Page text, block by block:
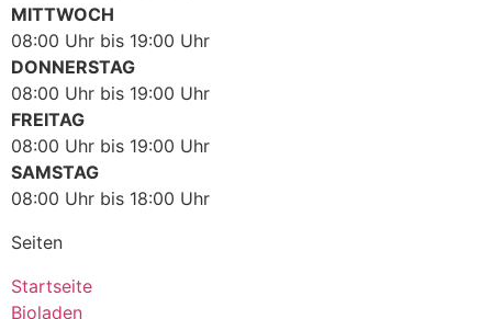
MITTWOCH
08:00 Uhr bis 19:00 Uhr
DONNERSTAG
08:00 Uhr bis 19:00 Uhr
FREITAG
08:00 Uhr bis 19:00 Uhr
SAMSTAG
08:00 Uhr bis 18:00 Uhr
Seiten
Startseite
Bioladen